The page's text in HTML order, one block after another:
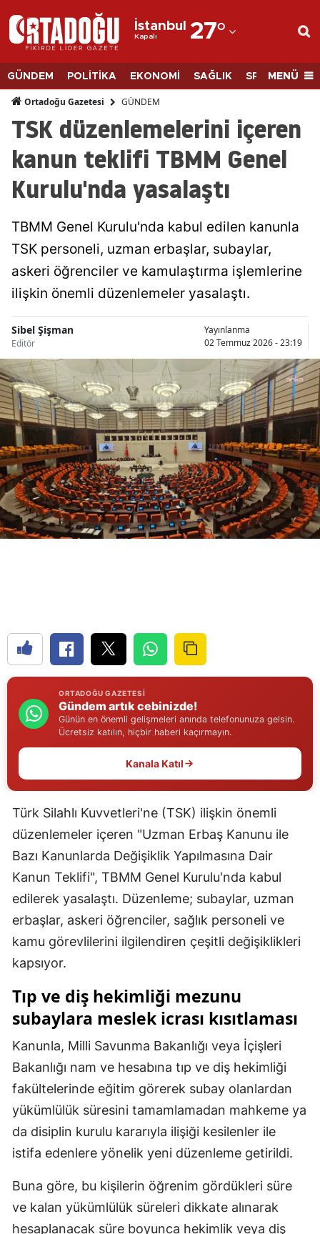
İstanbul
Kapalı 27°
Adana
Adıyaman
Afyonkarahisar
Ağrı
Amasya
Ankara
Antalya
Artvin
Aydın
Bingöl
Bitlis
Bolu
Burdur
Bursa
Çanakkale
Çankırı
Edirne
Erzincan
Erzurum
Gaziantep
Giresun
Gümüşhane
Hakkari
Hatay
Isparta
İstanbul
İzmir
Kars
Kastamonu
Kayseri
Kırklareli
Kırşehir
Kocaeli
GÜNDEM POLİTİKA EKONOMİ SAĞLIK SPORMENÜ
Ortadoğu Gazetesi GÜNDEM
TSK düzenlemelerini içeren
kanun teklifi TBMM Genel
Kurulu'nda yasalaştı
TBMM Genel Kurulu'nda kabul edilen kanunla
TSK personeli, uzman erbaşlar, subaylar,
askeri öğrenciler ve kamulaştırma işlemlerine
ilişkin önemli düzenlemeler yasalaştı.
Sibel Şişman
Editör
Yayınlanma
02 Temmuz 2026 - 23:19
ORTADOĞU GAZETESI
Gündem artık cebinizde!
Günün en önemli gelişmeleri anında telefonunuza gelsin.
Ücretsiz katılın, hiçbir haberi kaçırmayın.
Kanala Katıl
Türk Silahlı Kuvvetleri'ne (TSK) ilişkin önemli
düzenlemeler içeren "Uzman Erbaş Kanunu ile
Bazı Kanunlarda Değişiklik Yapılmasına Dair
Kanun Teklifi", TBMM Genel Kurulu'nda kabul
edilerek yasalaştı. Düzenleme; subaylar, uzman
erbaşlar, askeri öğrenciler, sağlık personeli ve
kamu görevlilerini ilgilendiren çeşitli değişiklikleri
kapsıyor.
Tıp ve diş hekimliği mezunu
subaylara meslek icrası kısıtlaması
Kanunla, Milli Savunma Bakanlığı veya İçişleri
Bakanlığı nam ve hesabına tıp ve diş hekimliği
fakültelerinde eğitim görerek subay olanlardan
yükümlülük süresini tamamlamadan mahkeme ya
da disiplin kurulu kararıyla ilişiği kesilenler ile
istifa edenlere yönelik yeni düzenleme getirildi.
Buna göre, bu kişilerin öğrenim gördükleri süre
ve kalan yükümlülük süreleri dikkate alınarak
hesaplanacak süre boyunca hekimlik veya diş